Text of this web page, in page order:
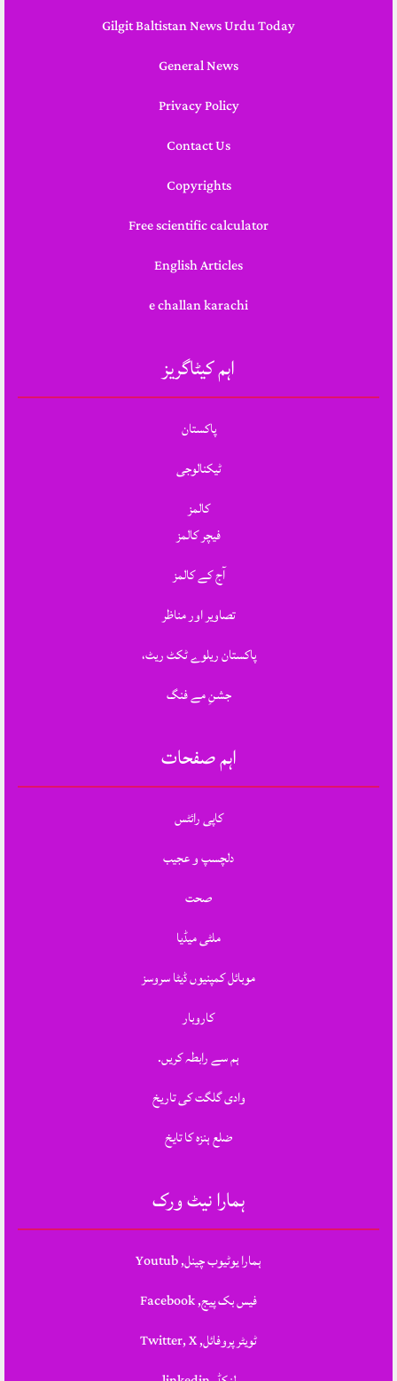
Gilgit Baltistan News Urdu Today
General News
Privacy Policy
Contact Us
Copyrights
Free scientific calculator
English Articles
e challan karachi
اہم کیٹاگریز
پاکستان
ٹیکنالوجی
کالمز
فیچر کالمز
آج کے کالمز
تصاویر اور مناظر
پاکستان ریلوے ٹکٹ ریٹ،
جشنِ مے فنگ
اہم صفحات
کاپی رائٹس
دلچسپ و عجیب
صحت
ملٹی میڈیا
موبائل کمپنیوں ڈیٹا سروسز
کاروبار
ہم سے رابطہ کریں.
وادی گلگت کی تاریخ
ضلع ہنزہ کا تایخ
ہمارا نیٹ ورک
ہمارا یوٹیوب چینل, Youtub
فیس بک پیج, Facebook
ٹویٹر پروفائل, Twitter, X